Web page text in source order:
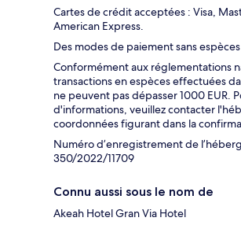
Cartes de crédit acceptées : Visa,
American Express.
Des modes de paiement sans
Conformément aux réglementations
transactions en espèces effectuées
ne peuvent pas dépasser 1000 EUR.
d'informations, veuillez contacter
coordonnées figurant dans la
Numéro d’enregistrement de
350/2022/11709
Connu aussi sous le nom de
Akeah Hotel Gran Via Hotel